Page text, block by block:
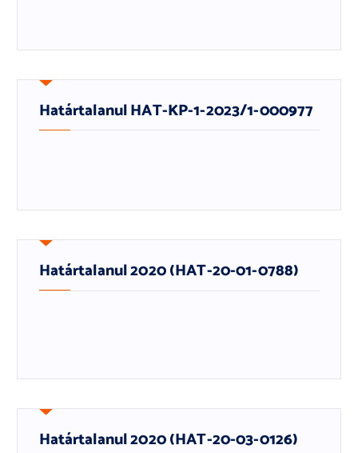
Határtalanul HAT-KP-1-2023/1-000977
Határtalanul 2020 (HAT-20-01-0788)
Határtalanul 2020 (HAT-20-03-0126)